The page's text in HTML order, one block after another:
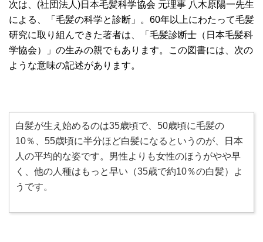
次は、(社団法人)日本毛髪科学協会 元理事 八木原陽一先生
による、「毛髪の科学と診断」。60年以上にわたって毛髪
研究に取り組んできた著者は、「毛髪診断士（日本毛髪科
学協会）」の生みの親でもあります。この図書には、次の
ような意味の記述があります。
白髪が生え始めるのは35歳頃で、50歳頃に毛髪の
10％、55歳頃に半分ほど白髪になるというのが、日本
人の平均的な姿です。男性よりも女性のほうがやや早
く、他の人種はもっと早い（35歳で約10％の白髪）よ
うです。